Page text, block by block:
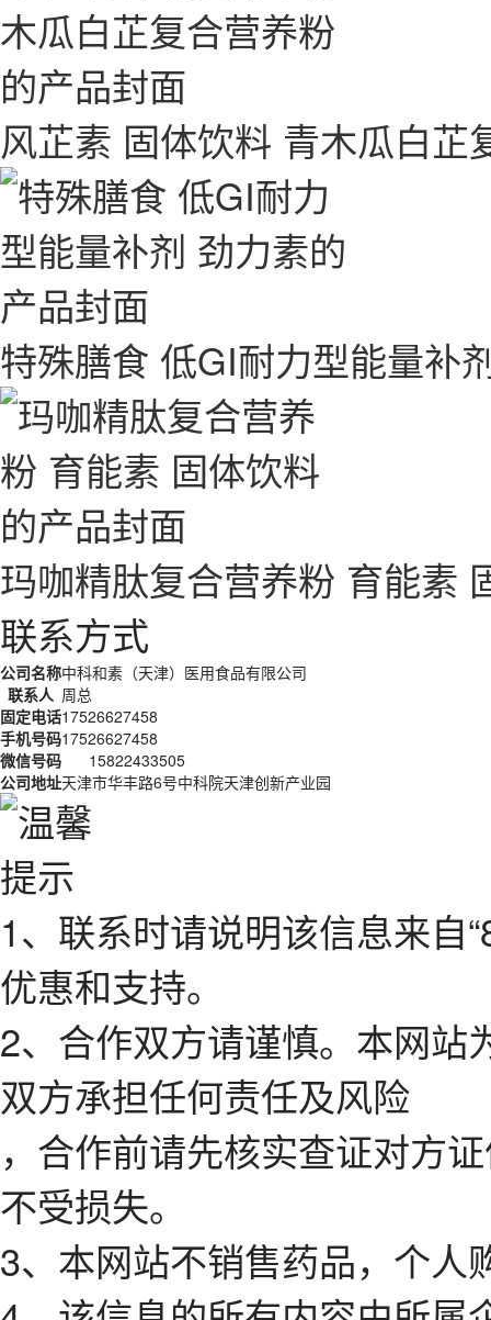
风芷素 固体饮料 青木瓜白芷
特殊膳食 低GI耐力型能量补
玛咖精肽复合营养粉 育能素
联系方式
公司名称中科和素（天津）医用食品有限公司
联系人 周总
固定电话17526627458
手机号码17526627458
微信号码
15822433505
公司地址天津市华丰路6号中科院天津创新产业园
1、联系时请说明该信息来自
优惠和支持。
2、合作双方请谨慎。本网站
双方承担任何责任及风险
，合作前请先核实查证对方
不受损失。
3、本网站不销售药品，个人